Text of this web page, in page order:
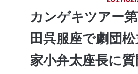
カンゲキツアー
田呉服座で劇団
家小弁太座長に